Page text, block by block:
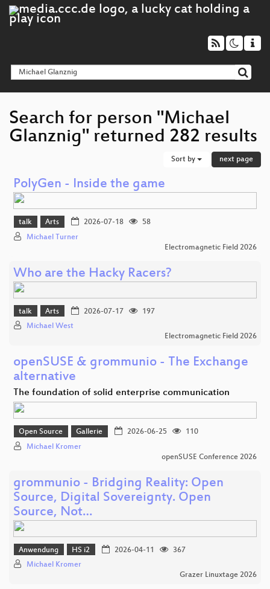
Search for person "Michael
Glanznig" returned 282 results
Sort by next page
PolyGen - Inside the game
talk Arts 2026-07-18
58
Michael Turner
Electromagnetic Field 2026
Who are the Hacky Racers?
talk Arts 2026-07-17
197
Michael West
Electromagnetic Field 2026
openSUSE & grommunio - The Exchange
alternative
The foundation of solid enterprise communication
Open Source Gallerie 2026-06-25
110
Michael Kromer
openSUSE Conference 2026
grommunio - Bridging Reality: Open
Source, Digital Sovereignty. Open
Source, Not…
Anwendung HS i2 2026-04-11
367
Michael Kromer
Grazer Linuxtage 2026